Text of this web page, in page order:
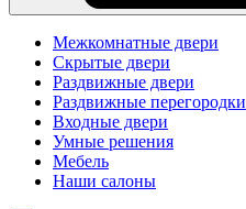
Межкомнатные двери
Скрытые двери
Раздвижные двери
Раздвижные перегородки
Входные двери
Умные решения
Мебель
Наши салоны